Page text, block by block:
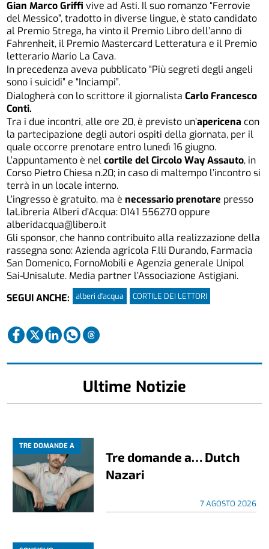
Gian Marco Griffi vive ad Asti. Il suo romanzo “Ferrovie
del Messico”, tradotto in diverse lingue, è stato candidato
al Premio Strega, ha vinto il Premio Libro dell’anno di
Fahrenheit, il Premio Mastercard Letteratura e il Premio
letterario Mario La Cava.
In precedenza aveva pubblicato “Più segreti degli angeli
sono i suicidi” e “Inciampi”.
Dialogherà con lo scrittore il giornalistaCarlo Francesco
Conti.
Tra i due incontri, alle ore 20, è previsto un’apericena con
la partecipazione degli autori ospiti della giornata, per il
quale occorre prenotare entro lunedì 16 giugno.
L’appuntamento è nelcortile del Circolo Way Assauto, in
Corso Pietro Chiesa n.20; in caso di maltempo l’incontro si
terrà in un locale interno.
L’ingresso è gratuito, ma ènecessario prenotare presso
laLibreria Alberi d’Acqua: 0141 556270 oppure
alberidacqua@libero.it
Gli sponsor, che hanno contribuito alla realizzazione della
rassegna sono: Azienda agricola F.lli Durando, Farmacia
San Domenico, FornoMobili e Agenzia generale Unipol
Sai-Unisalute. Media partner l’Associazione Astigiani.
SEGUI ANCHE:
alberi d'acqua CORTILE DEI LETTORI
Ultime Notizie
TRE DOMANDE A
Tre domande a… Dutch
Nazari
7 AGOSTO 2026